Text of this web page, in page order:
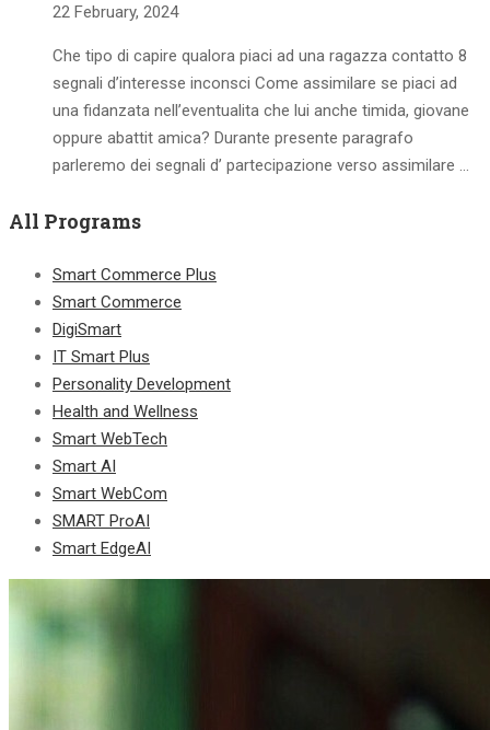
22 February, 2024
Che tipo di capire qualora piaci ad una ragazza contatto 8
segnali d’interesse inconsci Come assimilare se piaci ad
una fidanzata nell’eventualita che lui anche timida, giovane
oppure abattit amica? Durante presente paragrafo
parleremo dei segnali d’ partecipazione verso assimilare …
All Programs
Smart Commerce Plus
Smart Commerce
DigiSmart
IT Smart Plus
Personality Development
Health and Wellness
Smart WebTech
Smart AI
Smart WebCom
SMART ProAI
Smart EdgeAI